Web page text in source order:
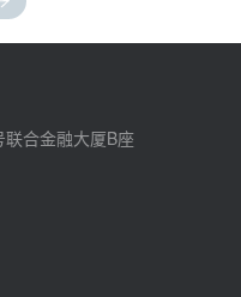
合金融大厦B座